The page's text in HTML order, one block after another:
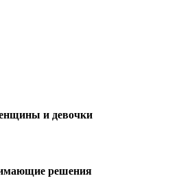
и девочки
решения